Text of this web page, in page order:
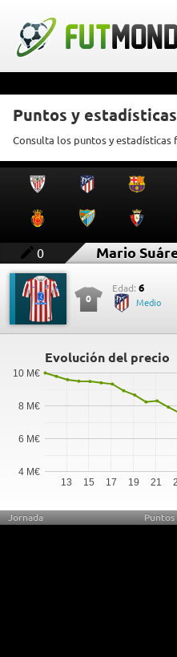
Puntos y
Consulta los puntos y estadísticas
0 Mario
0
Edad: 6
Medio
Evolución del precio
13 15 17 19 21
4 M€
6 M€
8 M€
10 M€
Jornada Puntos